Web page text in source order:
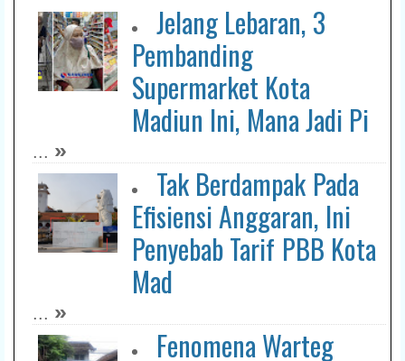
Jelang Lebaran, 3
Pembanding
Supermarket Kota
Madiun Ini, Mana Jadi Pi
... »
Tak Berdampak Pada
Efisiensi Anggaran, Ini
Penyebab Tarif PBB Kota
Mad
... »
Fenomena Warteg